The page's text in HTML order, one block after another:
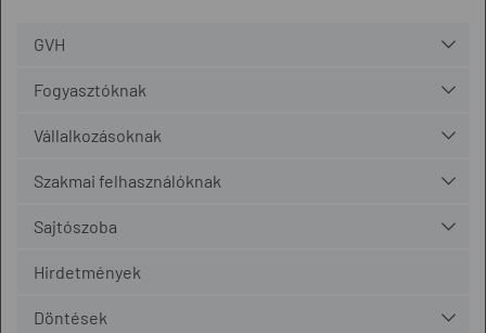
GVH
Fogyasztóknak
Vállalkozásoknak
Szakmai felhasználóknak
Sajtószoba
Hirdetmények
Döntések